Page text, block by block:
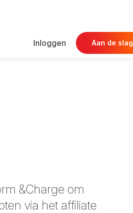
Inloggen Aan de slag
&Charge om
via het affiliate